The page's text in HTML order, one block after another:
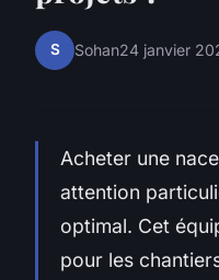
S Sohan24 janvier
Acheter une
attention
optimal. Cet
pour les